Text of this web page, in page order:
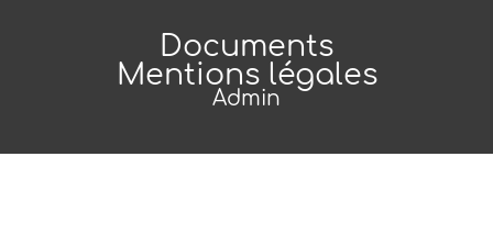
Documents
Mentions légales
Admin